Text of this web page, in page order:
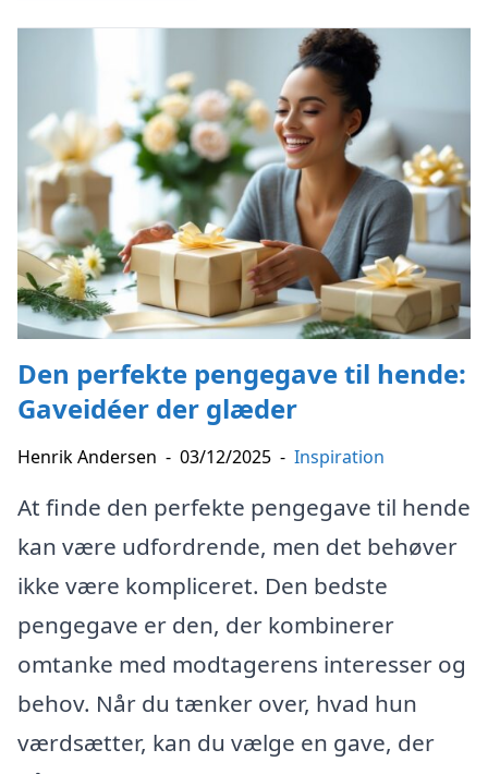
Den perfekte pengegave til hende:
Gaveidéer der glæder
Henrik Andersen - 03/12/2025 - Inspiration
At finde den perfekte pengegave til hende
kan være udfordrende, men det behøver
ikke være kompliceret. Den bedste
pengegave er den, der kombinerer
omtanke med modtagerens interesser og
behov. Når du tænker over, hvad hun
værdsætter, kan du vælge en gave, der